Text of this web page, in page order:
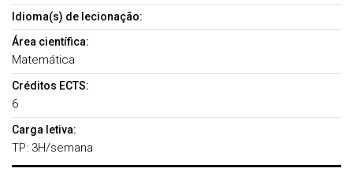
Idioma(s) de lecionação:
Área científica:
Matemática
Créditos ECTS:
6
Carga letiva:
TP: 3H/semana